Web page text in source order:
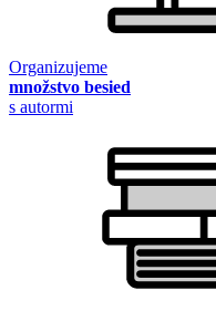
Organizujeme
množstvo besied
s autormi